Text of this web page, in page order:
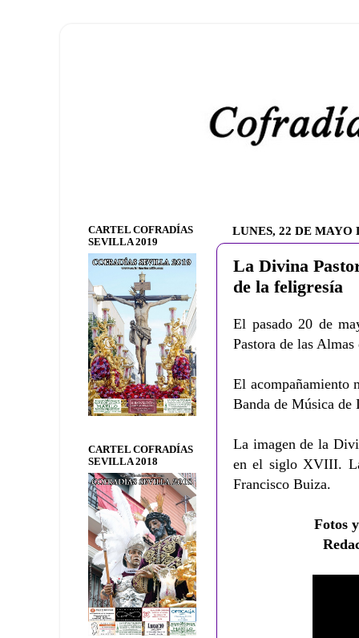
LUNES, 22 DE MAYO
La Divina
de la feligresía
El pasado 20 de
Pastora de las
El acompañamiento
Banda de Música
La imagen de la
en el siglo XVIII.
Francisco Buiza.
Fotos
CARTEL COFRADÍAS
SEVILLA 2019
CARTEL COFRADÍAS
SEVILLA 2018